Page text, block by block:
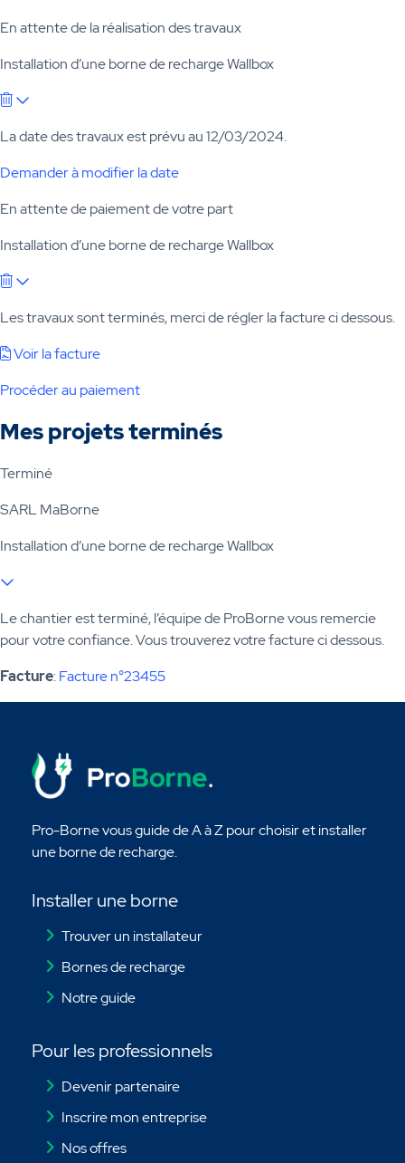
En attente de la réalisation des travaux
Installation d’une borne de recharge Wallbox
La date des travaux est prévu au 12/03/2024.
Demander à modifier la date
En attente de paiement de votre part
Installation d’une borne de recharge Wallbox
Les travaux sont terminés, merci de régler la facture ci dessous.
Voir la facture
Procéder au paiement
Mes projets terminés
Terminé
SARL MaBorne
Installation d’une borne de recharge Wallbox
Le chantier est terminé, l’équipe de ProBorne vous remercie
pour votre confiance. Vous trouverez votre facture ci dessous.
Facture:Facture n°23455
Pro-Borne vous guide de A à Z pour choisir et installer
une borne de recharge.
Installer une borne
Trouver un installateur
Bornes de recharge
Notre guide
Pour les professionnels
Devenir partenaire
Inscrire mon entreprise
Nos offres